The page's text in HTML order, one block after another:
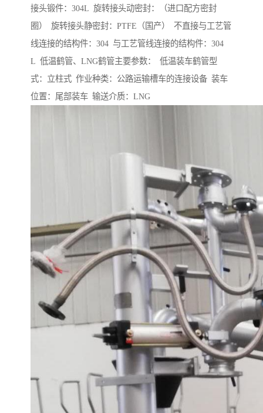
接头锻件：304L 旋转接头动密封：（进口配方密封
圈） 旋转接头静密封：PTFE（国产） 不直接与工艺管
线连接的结构件：304 与工艺管线连接的结构件：304
L 低温鹤管、LNG鹤管主要参数： 低温装车鹤管型
式：立柱式 作业种类：公路运输槽车的连接设备 装车
位置：尾部装车 输送介质：LNG